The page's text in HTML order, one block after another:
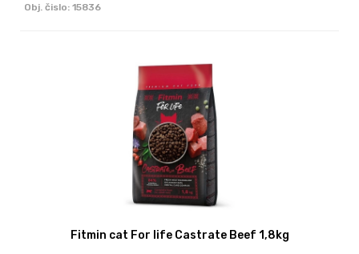
Obj. čislo: 15836
Fitmin cat For life Castrate Beef 1,8kg